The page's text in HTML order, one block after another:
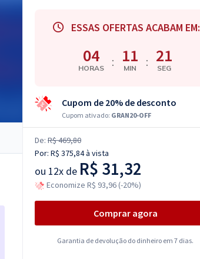
ESSAS OFERTAS ACABAM EM:
04
HORAS : 11
MIN : 20
SEG
Cupom de 20% de desconto
Cupom ativado: GRAN20-OFF
De: R$ 469,80
Por: R$ 375,84à vista
ou 12x de R$ 31,32
Economize R$ 93,96 (-20%)
Comprar agora
Garantia de devolução do dinheiro em 7 dias.